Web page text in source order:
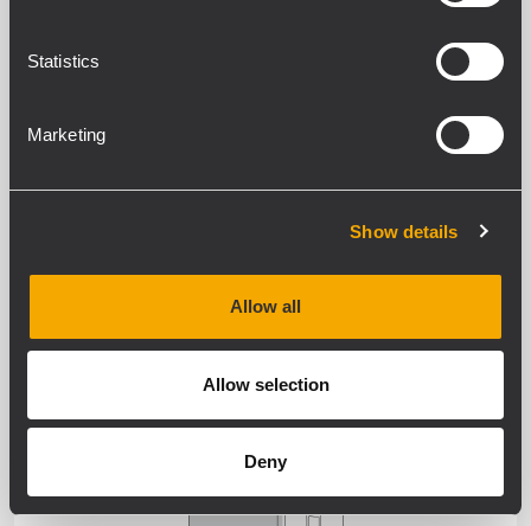
Statistics
Marketing
Show details
Allow all
Allow selection
Deny
SPEAKERS